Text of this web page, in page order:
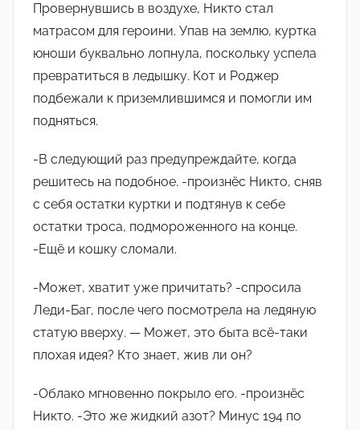
Провернувшись в воздухе, Никто стал
матрасом для героини. Упав на землю, куртка
юноши буквально лопнула, поскольку успела
превратиться в ледышку. Кот и Роджер
подбежали к приземлившимся и помогли им
подняться.
-В следующий раз предупреждайте, когда
решитесь на подобное. -произнëс Никто, сняв
с себя остатки куртки и подтянув к себе
остатки троса, подмороженного на конце.
-Ещë и кошку сломали.
-Может, хватит уже причитать? -спросила
Леди-Баг, после чего посмотрела на ледяную
статую вверху. — Может, это быта всë-таки
плохая идея? Кто знает, жив ли он?
-Облако мгновенно покрыло его. -произнëс
Никто. -Это же жидкий азот? Минус 194 по